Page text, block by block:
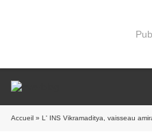
Accueil » L' INS Vikramaditya, vaisseau